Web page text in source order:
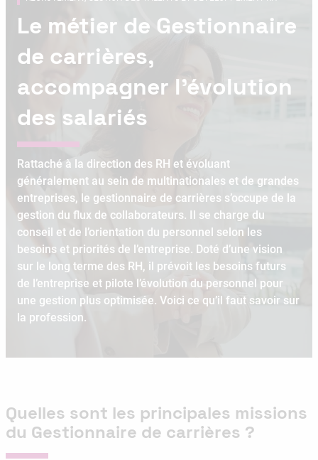
Le métier de Gestionnaire
de carrières,
accompagner l’évolution
des salariés
Rattaché à la direction des RH et évoluant
généralement au sein de multinationales et de grandes
entreprises, le gestionnaire de carrières s’occupe de la
gestion du flux de collaborateurs. Il se charge du
conseil et de l’orientation du personnel selon les
besoins et priorités de l’entreprise. Doté d’une vision
sur le long terme des RH, il prévoit les besoins futurs
de l’entreprise et pilote l’évolution du personnel pour
une gestion plus optimisée. Voici ce qu’il faut savoir sur
la profession.
Quelles sont les principales missions
du Gestionnaire de carrières ?